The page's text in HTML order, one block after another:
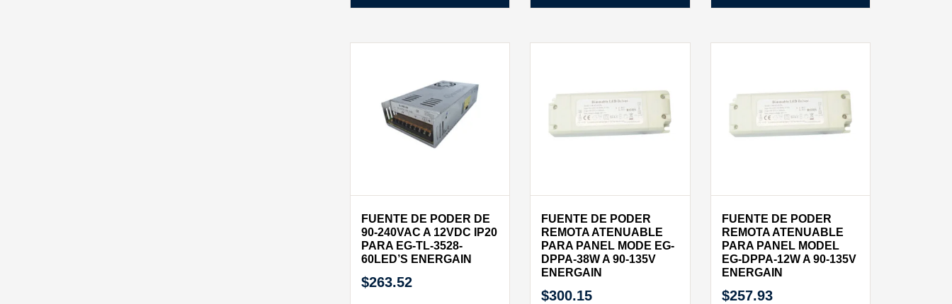
FUENTE DE PODER DE
90-240VAC A 12VDC IP20
PARA EG-TL-3528-
60LED’S ENERGAIN
$263.52
FUENTE DE PODER
REMOTA ATENUABLE
PARA PANEL MODE EG-
DPPA-38W A 90-135V
ENERGAIN
$300.15
FUENTE DE PODER
REMOTA ATENUABLE
PARA PANEL MODEL
EG-DPPA-12W A 90-135V
ENERGAIN
$257.93